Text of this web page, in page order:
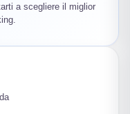
a scegliere il miglior